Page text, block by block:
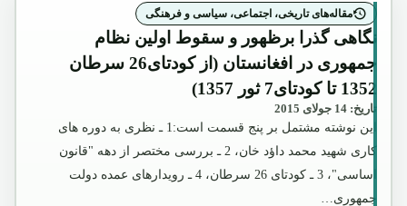
مقاله‌های تاریخی، اجتماعی، سیاسی و فرهنگی
نگاهی گذرا برظهور و سقوط اولین نظام
جمهوری در افغانستان (از کودتای26 سرطان
1352 تا کودتای7 ثور 1357)
تاریخ: 14 جولای 2015
این نوشته مشتمل بر پنج قسمت است:1 ـ نظری به دوره های
کاری شهید محمد داؤد خان، 2 ـ بررسی مختصر از دهه "قانون
اساسی"، 3 ـ کودتای 26 سرطان، 4 ـ رویدارهای عمده دولت
جمهوری…